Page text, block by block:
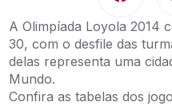
A Olimpíada Loyola 2014
30, com o desfile das
delas representa uma
Mundo.
Confira as tabelas dos